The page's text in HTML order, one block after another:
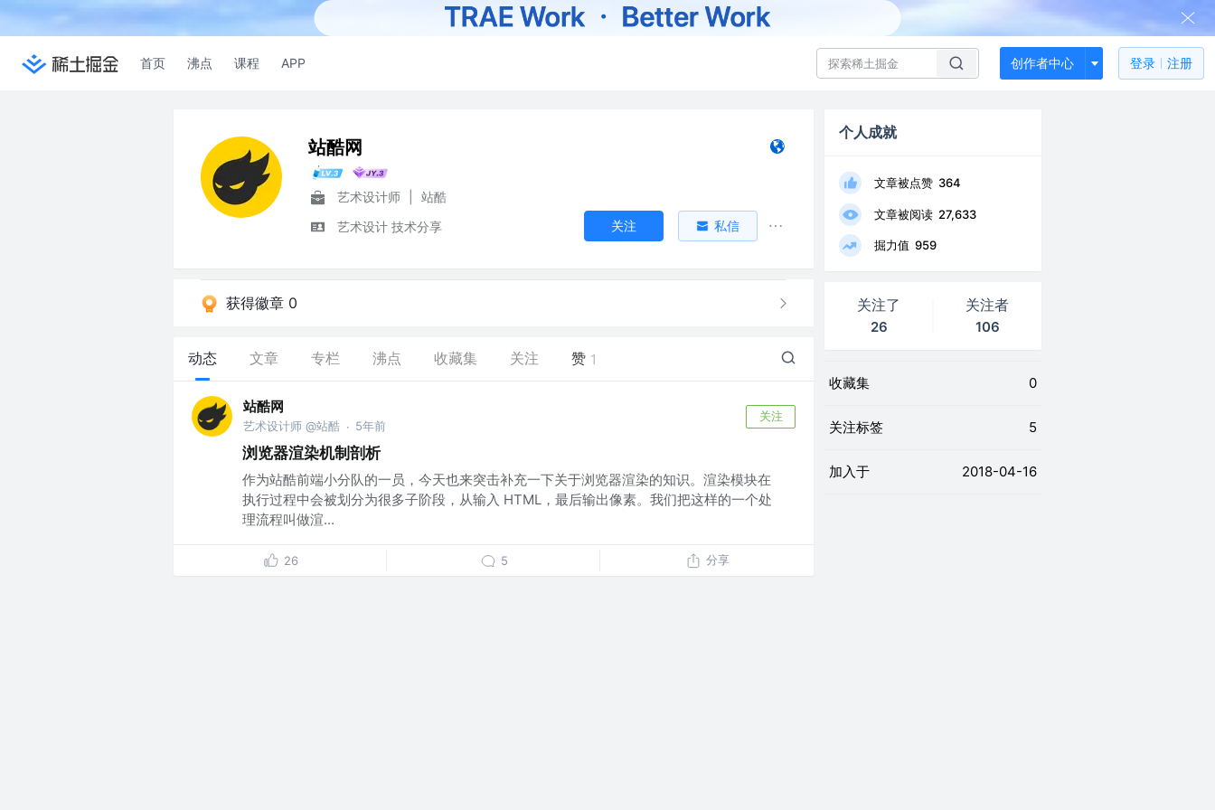
首页 沸点 课程 APP 创作者中心 登录 注册
站酷网
艺术设计师
站酷
艺术设计 技术分享
关注 私信
获得徽章 0
动态 文章 专栏 沸点 收藏集 关注 赞 1
站酷网
艺术设计师 @站酷 · 5年前
关注
浏览器渲染机制剖析
作为站酷前端小分队的一员，今天也来突击补充一下关于浏览器渲染的知识。渲染模块在
执行过程中会被划分为很多子阶段，从输入 HTML，最后输出像素。我们把这样的一个处
理流程叫做渲...
26 5 分享
个人成就
文章被点赞 364
文章被阅读 27,633
掘力值 959
关注了
26
关注者
106
收藏集 0
关注标签 5
加入于 2018-04-16